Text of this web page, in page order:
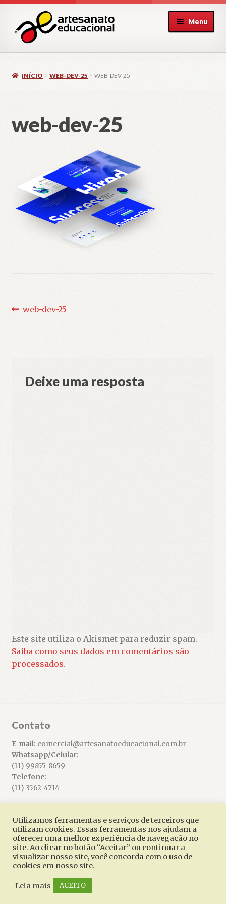
para
navegação
para
conteúdo
Menu
INÍCIO WEB-DEV-25 WEB-DEV-25
web-dev-25
Navegação
Post
web-dev-25
Deixe uma resposta
Este site utiliza o Akismet para reduzir spam.
Saiba como seus dados em comentários são
processados.
Contato
E-mail: comercial@artesanatoeducacional.com.br
Whatsapp/Celular:
(11) 99855-8659
Telefone:
(11) 3562-4714
© Artesanato Educacional 2026
Built with WooCommerce.
Utilizamos ferramentas e serviços de terceiros que
utilizam cookies. Essas ferramentas nos ajudam a
oferecer uma melhor experiência de navegação no
site. Ao clicar no botão “Aceitar” ou continuar a
visualizar nosso site, você concorda com o uso de
cookies em nosso site.
Leia mais ACEITO